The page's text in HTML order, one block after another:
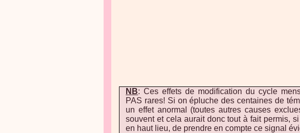
NB: Ces effets de modification du cycle
PAS rares! Si on épluche des centaines de
un effet anormal (toutes autres causes
souvent et cela aurait donc tout à fait permis,
en haut lieu, de prendre en compte ce signal